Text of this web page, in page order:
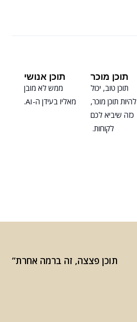
תוכן מוכר
תוכן טוב, יכול
להיות תוכן מוכר,
כזה שיביא לכם
לקוחות.
תוכן אנושי
ממש לא מובן
מאליו בעידן ה-AI.
תוכן פצצה, זה ברמה אחרת”